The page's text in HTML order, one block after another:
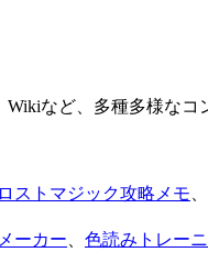
など、多種多様なコ
ロストマジック攻略メモ
ーカー 色読みトレー